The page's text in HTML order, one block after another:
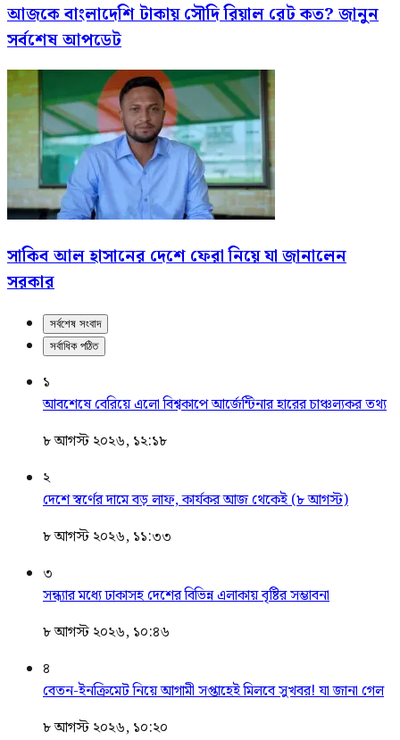
আজকে বাংলাদেশি টাকায় সৌদি রিয়াল রেট কত? জানুন
সর্বশেষ আপডেট
সাকিব আল হাসানের দেশে ফেরা নিয়ে যা জানালেন
সরকার
সর্বশেষ সংবাদ
সর্বাধিক পঠিত
১
আবশেষে বেরিয়ে এলো বিশ্বকাপে আর্জেন্টিনার হারের চাঞ্চল্যকর তথ্য
৮ আগস্ট ২০২৬, ১২:১৮
২
দেশে স্বর্ণের দামে বড় লাফ, কার্যকর আজ থেকেই (৮ আগস্ট)
৮ আগস্ট ২০২৬, ১১:৩৩
৩
সন্ধ্যার মধ্যে ঢাকাসহ দেশের বিভিন্ন এলাকায় বৃষ্টির সম্ভাবনা
৮ আগস্ট ২০২৬, ১০:৪৬
৪
বেতন-ইনক্রিমেট নিয়ে আগামী সপ্তাহেই মিলবে সুখবর! যা জানা গেল
৮ আগস্ট ২০২৬, ১০:২০